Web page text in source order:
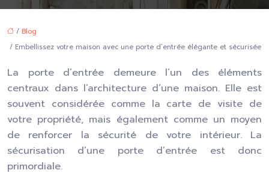
/ Blog
/ Embellissez votre maison avec une porte d’entrée élégante et sécurisée
La porte d’entrée demeure l’un des éléments
centraux dans l’architecture d’une maison. Elle est
souvent considérée comme la carte de visite de
votre propriété, mais également comme un moyen
de renforcer la sécurité de votre intérieur. La
sécurisation d’une porte d’entrée est donc
primordiale.